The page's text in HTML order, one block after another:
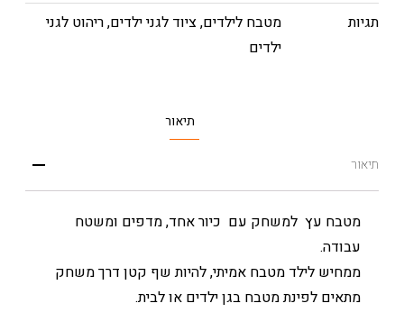
תגיות
מטבח לילדים,ציוד לגני ילדים,ריהוט לגני
ילדים
תיאור
תיאור
מטבח עץ למשחק עם כיור אחד, מדפים ומשטח
עבודה.
ממחיש לילד מטבח אמיתי, להיות שף קטן דרך משחק
מתאים לפינת מטבח בגן ילדים או לבית.